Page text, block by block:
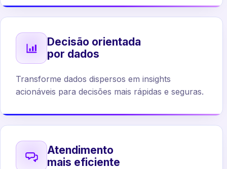
Decisão orientada
por dados
Transforme dados dispersos em insights
acionáveis para decisões mais rápidas e seguras.
Atendimento
mais eficiente